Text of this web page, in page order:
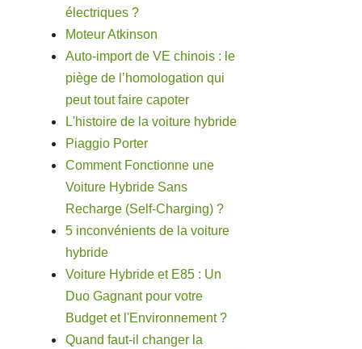
électriques ?
Moteur Atkinson
Auto-import de VE chinois : le
piège de l’homologation qui
peut tout faire capoter
L'histoire de la voiture hybride
Piaggio Porter
Comment Fonctionne une
Voiture Hybride Sans
Recharge (Self-Charging) ?
5 inconvénients de la voiture
hybride
Voiture Hybride et E85 : Un
Duo Gagnant pour votre
Budget et l'Environnement ?
Quand faut-il changer la